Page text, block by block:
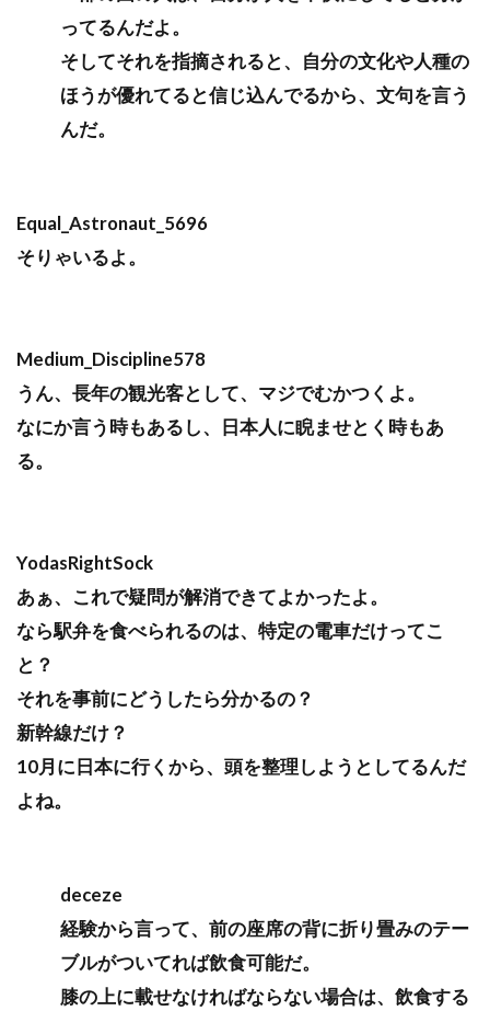
ってるんだよ。
そしてそれを指摘されると、自分の文化や人種の
ほうが優れてると信じ込んでるから、文句を言う
んだ。
Equal_Astronaut_5696
そりゃいるよ。
Medium_Discipline578
うん、長年の観光客として、マジでむかつくよ。
なにか言う時もあるし、日本人に睨ませとく時もあ
る。
YodasRightSock
あぁ、これで疑問が解消できてよかったよ。
なら駅弁を食べられるのは、特定の電車だけってこ
と？
それを事前にどうしたら分かるの？
新幹線だけ？
10月に日本に行くから、頭を整理しようとしてるんだ
よね。
deceze
経験から言って、前の座席の背に折り畳みのテー
ブルがついてれば飲食可能だ。
膝の上に載せなければならない場合は、飲食する